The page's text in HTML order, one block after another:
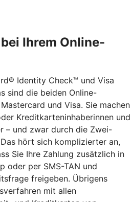
Ihrem Online-
Identity Check™ und Visa
sind die beiden Online-
und Visa. Sie machen
Kreditkarteninhaberinnen und
– und zwar durch die Zwei-
hört sich komplizierter an,
Sie Ihre Zahlung zusätzlich in
oder per SMS-TAN und
freigeben. Übrigens
mit allen